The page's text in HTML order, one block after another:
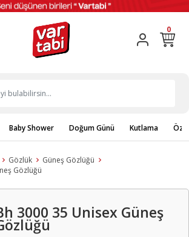
0
Baby Shower Doğum Günü Kutlama
Gözlük
Güneş Gözlüğü
Gözlüğü
3000 35 Unisex Güneş